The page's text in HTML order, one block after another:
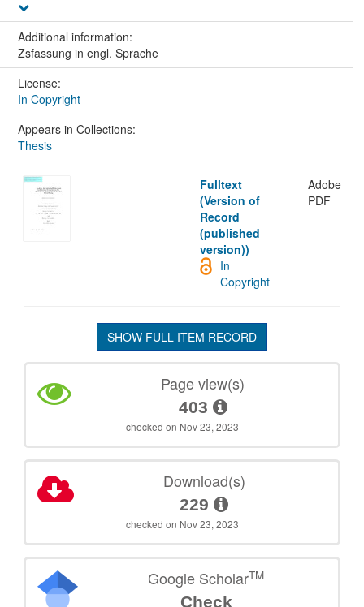
Additional information:
Zsfassung in engl. Sprache
License:
In Copyright
Appears in Collections:
Thesis
Fulltext
(Version of
Record
(published
version))
Adobe
PDF
In
Copyright
SHOW FULL ITEM RECORD
Page view(s)
403
checked on Nov 23, 2023
Download(s)
229
checked on Nov 23, 2023
Google ScholarTM
Check